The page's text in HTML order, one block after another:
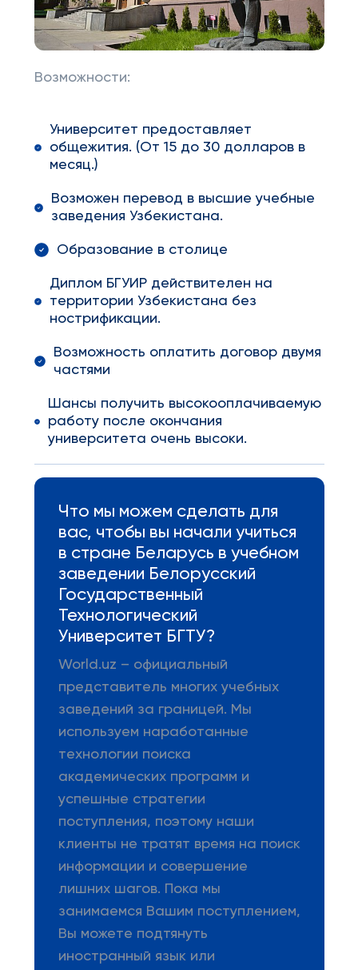
Возможности:
Университет предоставляет
общежития. (От 15 до 30 долларов в
месяц.)
Возможен перевод в высшие учебные
заведения Узбекистана.
Образование в столице
Диплом БГУИР действителен на
территории Узбекистана без
нострификации.
Возможность оплатить договор двумя
частями
Шансы получить высокооплачиваемую
работу после окончания
университета очень высоки.
Что мы можем сделать для
вас, чтобы вы начали учиться
в стране Беларусь в учебном
заведении Белорусский
Государственный
Технологический
Университет БГТУ?
World.uz – официальный
представитель многих учебных
заведений за границей. Мы
используем наработанные
технологии поиска
академических программ и
успешные стратегии
поступления, поэтому наши
клиенты не тратят время на поиск
информации и совершение
лишних шагов. Пока мы
занимаемся Вашим поступлением,
Вы можете подтянуть
иностранный язык или